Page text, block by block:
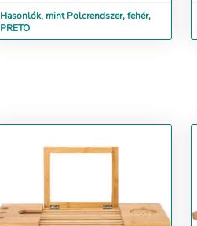
Hasonlók, mint Polcrendszer, fehér,
PRETO